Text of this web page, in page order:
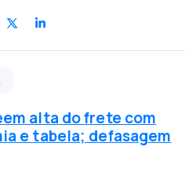
alta do frete com
e tabela; defasagem